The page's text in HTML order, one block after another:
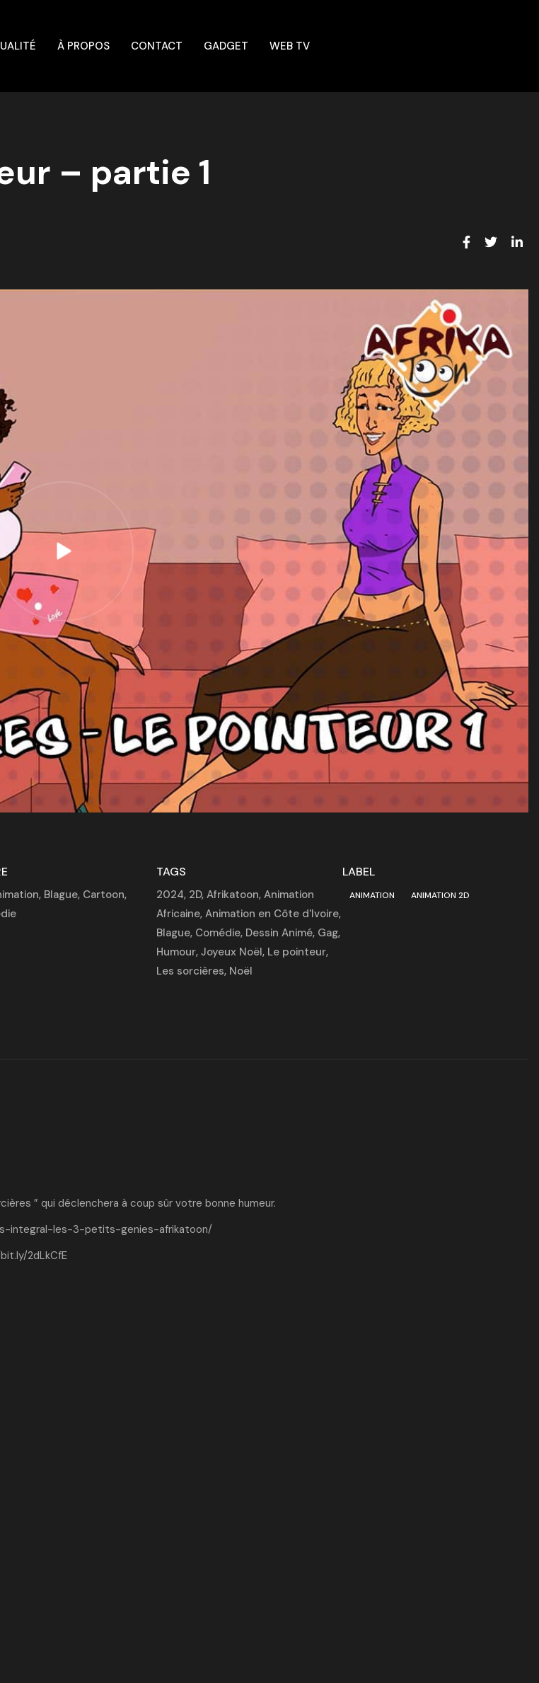
À PROPOS CONTACT GADGET WEB TV
– partie 1
, Blague, Cartoon,
TAGS
2024, 2D,Afrikatoon,Animation
Africaine,Animation en Côte d'Ivoire,
Blague, Comédie, Dessin Animé, Gag,
Humour,Joyeux Noël, Le pointeur,
Les sorcières, Noël
LABEL
ANIMATION ANIMATION 2D
” qui déclenchera à coup sûr votre bonne humeur.
integral-les-3-petits-genies-afrikatoon/
2dLkCfE